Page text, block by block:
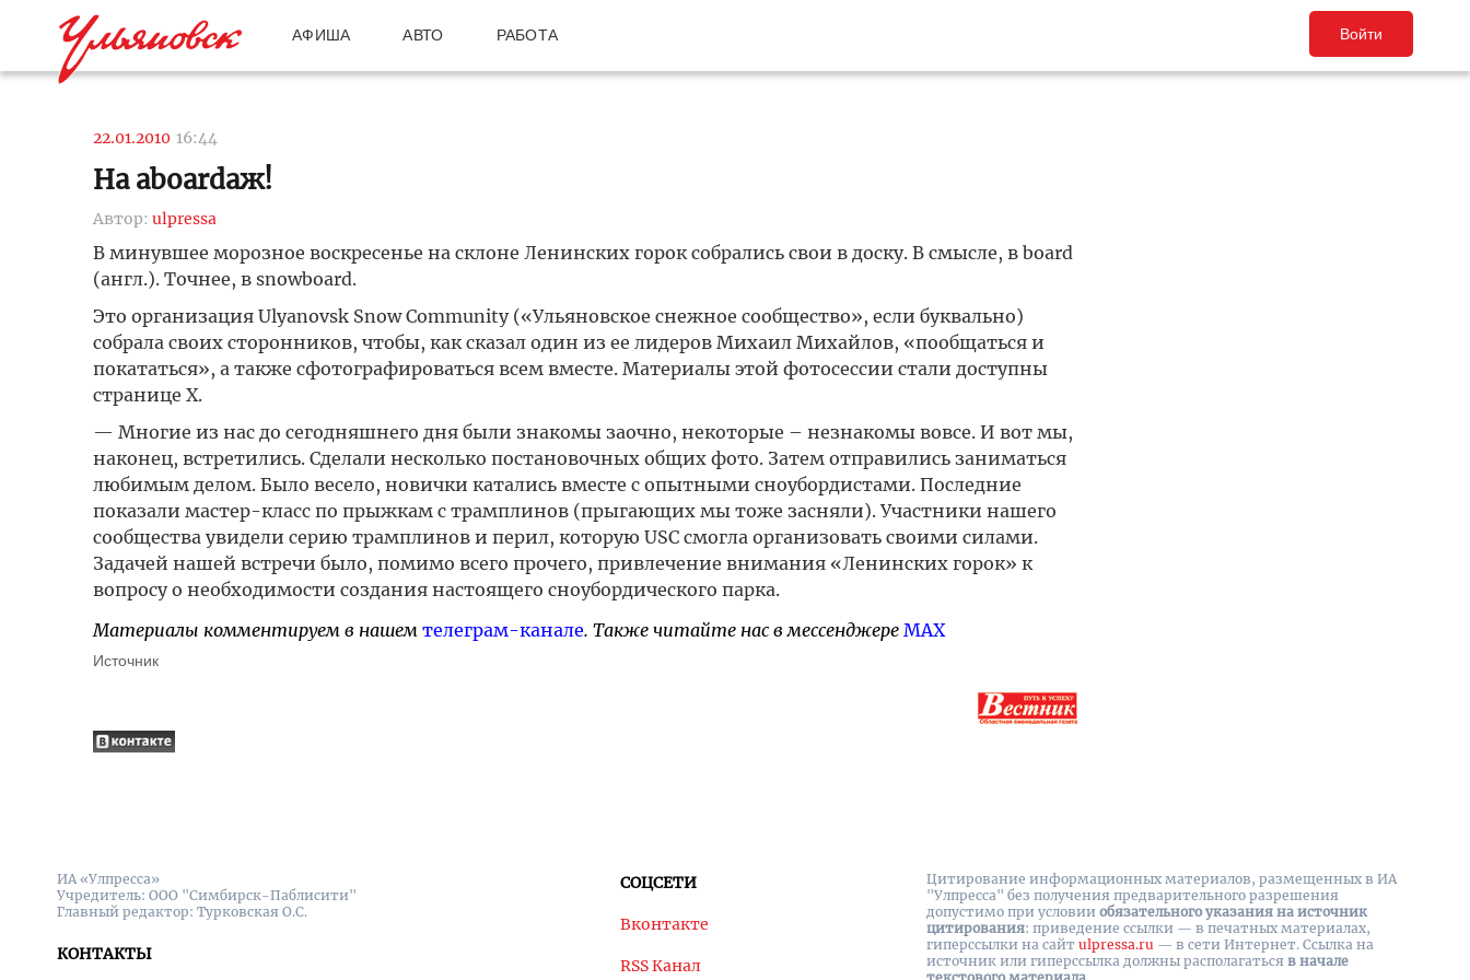
АФИША АВТО РАБОТА Войти
22.01.2010 16:44
На aboardaж!
Автор: ulpressa
В минувшее морозное воскресенье на склоне Ленинских горок собрались свои в доску. В смысле, в board
(англ.). Точнее, в snowboard.
Это организация Ulyanovsk Snow Community («Ульяновское снежное сообщество», если буквально)
собрала своих сторонников, чтобы, как сказал один из ее лидеров Михаил Михайлов, «пообщаться и
покататься», а также сфотографироваться всем вместе. Материалы этой фотосессии стали доступны
странице Х.
— Многие из нас до сегодняшнего дня были знакомы заочно, некоторые – незнакомы вовсе. И вот мы,
наконец, встретились. Сделали несколько постановочных общих фото. Затем отправились заниматься
любимым делом. Было весело, новички катались вместе с опытными сноубордистами. Последние
показали мастер-класс по прыжкам с трамплинов (прыгающих мы тоже засняли). Участники нашего
сообщества увидели серию трамплинов и перил, которую USC смогла организовать своими силами.
Задачей нашей встречи было, помимо всего прочего, привлечение внимания «Ленинских горок» к
вопросу о необходимости создания настоящего сноубордического парка.
Материалы комментируем в нашем телеграм-канале. Также читайте нас в мессенджере MAX
Источник
ИА «Улпресса»
Учредитель: ООО "Симбирск-Паблисити"
Главный редактор: Турковская О.С.
КОНТАКТЫ
СОЦСЕТИ
Вконтакте
RSS Канал
Цитирование информационных материалов, размещенных в ИА
"Улпресса" без получения предварительного разрешения
допустимо при условии обязательного указания на источник
цитирования: приведение ссылки — в печатных материалах,
гиперссылки на cайт ulpressa.ru — в сети Интернет. Ссылка на
источник или гиперссылка должны располагаться в начале